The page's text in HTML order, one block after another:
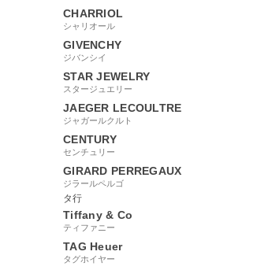
CHARRIOL
シャリオール
GIVENCHY
ジバンシイ
STAR JEWELRY
スタージュエリー
JAEGER LECOULTRE
ジャガールクルト
CENTURY
センチュリー
GIRARD PERREGAUX
ジラールペルゴ
タ行
Tiffany & Co
ティファニー
TAG Heuer
タグホイヤー